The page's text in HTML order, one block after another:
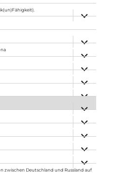
anzeigen
anzeigen
anzeigen
anzeigen
anzeigen
anzeigen
anzeigen
anzeigen
anzeigen
anzeigen
zwischen Deutschland und Russland auf